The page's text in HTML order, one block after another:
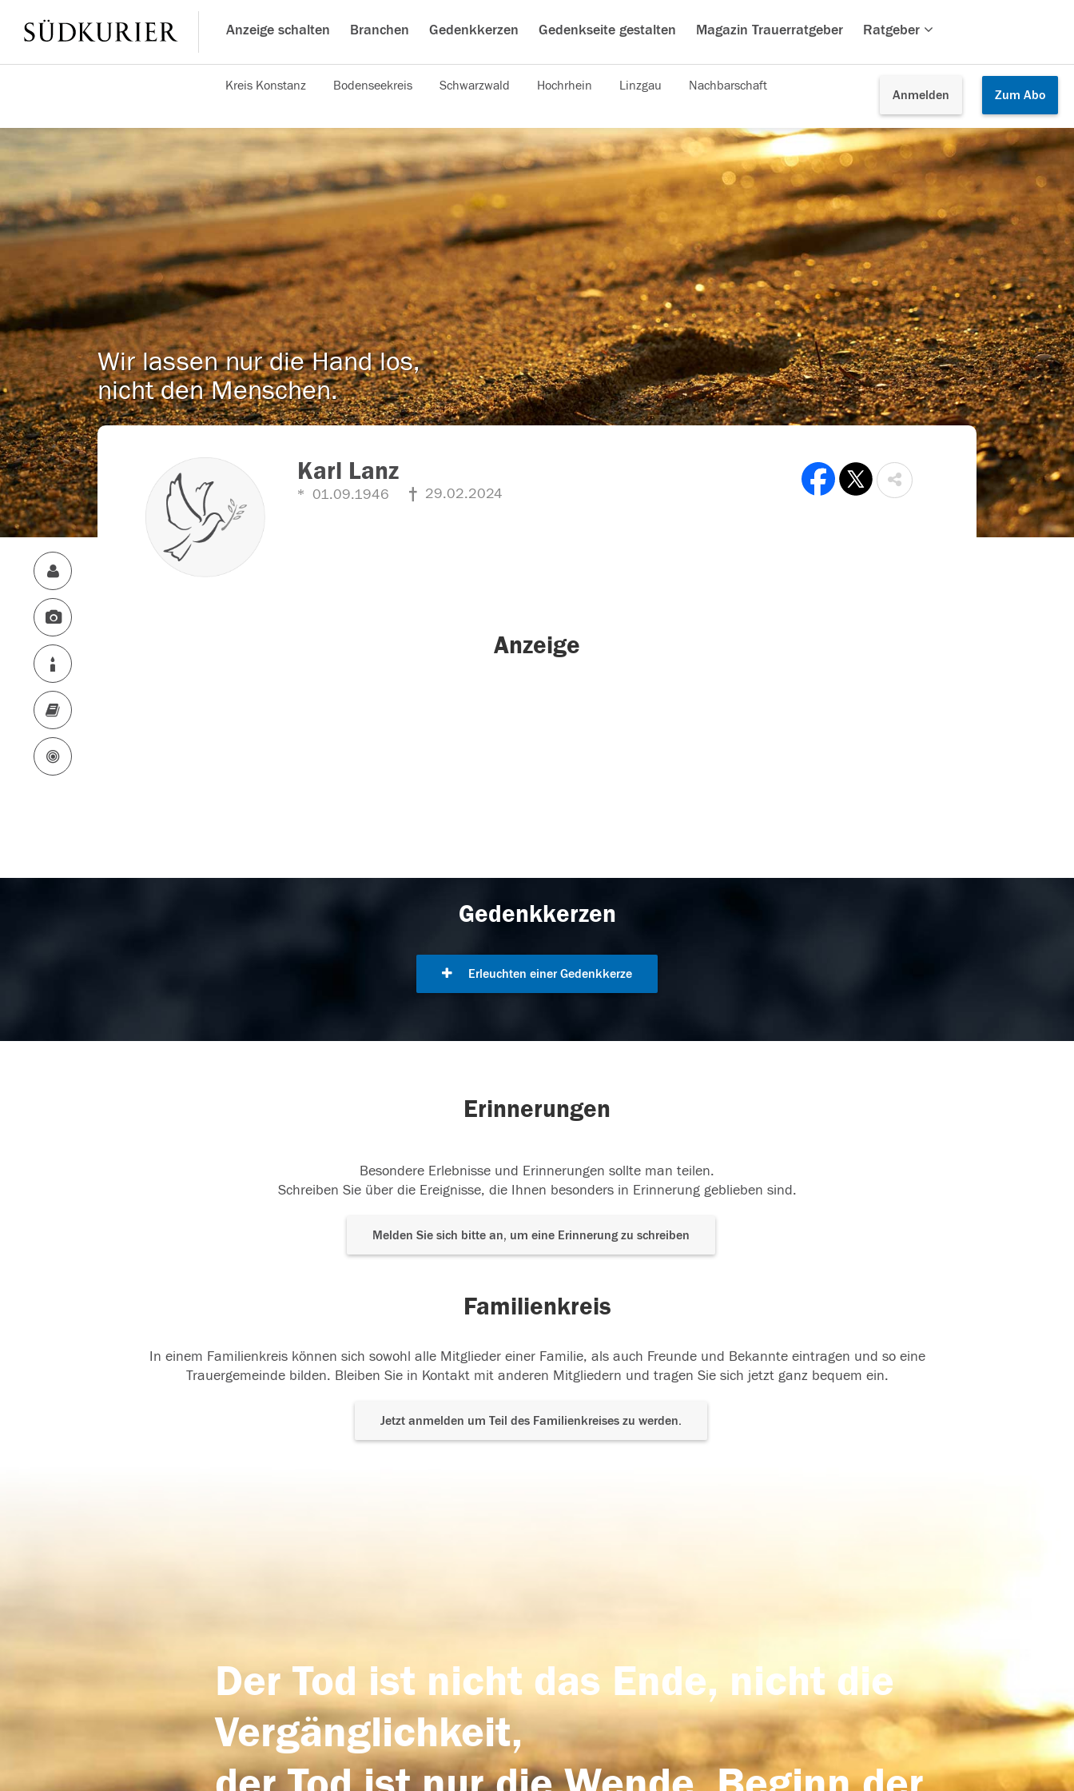
Anzeige schalten Branchen Gedenkkerzen Gedenkseite gestalten Magazin Trauerratgeber Ratgeber
Anmelden Zum Abo
Kreis Konstanz Bodenseekreis Schwarzwald Hochrhein Linzgau Nachbarschaft
Wir lassen nur die Hand los,
nicht den Menschen.
Karl Lanz
01.09.1946 29.02.2024
Anzeige
Gedenkkerzen
Erleuchten einer Gedenkkerze
Erinnerungen
Besondere Erlebnisse und Erinnerungen sollte man teilen.
Schreiben Sie über die Ereignisse, die Ihnen besonders in Erinnerung geblieben sind.
Melden Sie sich bitte an, um eine Erinnerung zu schreiben
Familienkreis
In einem Familienkreis können sich sowohl alle Mitglieder einer Familie, als auch Freunde und Bekannte eintragen und so eine
Trauergemeinde bilden. Bleiben Sie in Kontakt mit anderen Mitgliedern und tragen Sie sich jetzt ganz bequem ein.
Jetzt anmelden um Teil des Familienkreises zu werden.
Der Tod ist nicht das Ende, nicht die
Vergänglichkeit,